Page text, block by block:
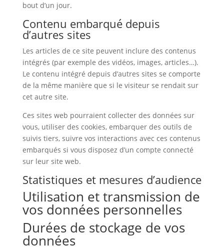
bout d’un jour.
Contenu embarqué depuis
d’autres sites
Les articles de ce site peuvent inclure des contenus
intégrés (par exemple des vidéos, images, articles…).
Le contenu intégré depuis d’autres sites se comporte
de la même manière que si le visiteur se rendait sur
cet autre site.
Ces sites web pourraient collecter des données sur
vous, utiliser des cookies, embarquer des outils de
suivis tiers, suivre vos interactions avec ces contenus
embarqués si vous disposez d’un compte connecté
sur leur site web.
Statistiques et mesures d’audience
Utilisation et transmission de
vos données personnelles
Durées de stockage de vos
données